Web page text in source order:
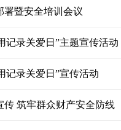
署暨安全培训会议
记录关爱日”主题宣传活动
记录关爱日”宣传活动
传 筑牢群众财产安全防线